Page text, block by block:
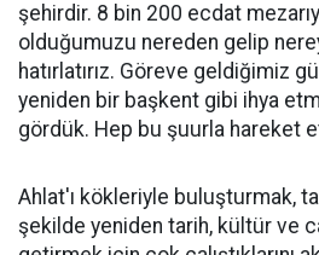
şehirdir. 8 bin 200 ecdat
olduğumuzu nereden gelip
hatırlatırız. Göreve geldiğimiz
yeniden bir başkent gibi ihya
gördük. Hep bu şuurla hareket
Ahlat'ı kökleriyle buluşturmak,
şekilde yeniden tarih, kültür ve